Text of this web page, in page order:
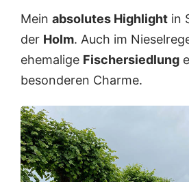
Mein absolutes Highlight in
der Holm. Auch im
ehemalige Fischersiedlung
besonderen Charme.